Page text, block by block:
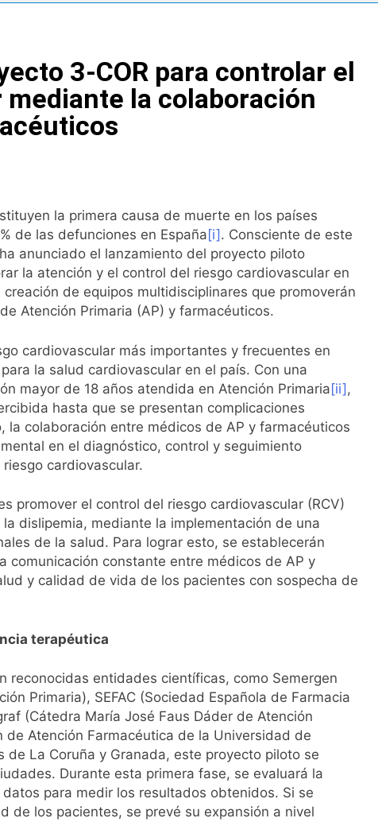
una bacteria en el tumor podría ser clave en la
la importancia de la fotoprotección entre los más pequeños
pediátrica puede ayudar a aliviar el malestar asociado al cólico
de ley del tabaco que amplía los espacios sin humo a
el proyecto de ley del medicamento: más sostenibilidad,
llega al verano: por qué el magnesio es clave para el
el primer análisis nacional sobre la situación de las TCAE en
3-COR para controlar el
la colaboración
la primera causa de muerte en los países
de las defunciones en España [i] . Consciente de este
anunciado el lanzamiento del proyecto piloto
la atención y el control del riesgo cardiovascular en
de equipos multidisciplinares que promoverán
Atención Primaria (AP) y farmacéuticos.
cardiovascular más importantes y frecuentes en
la salud cardiovascular en el país. Con una
mayor de 18 años atendida en Atención Primaria[ii],
hasta que se presentan complicaciones
la colaboración entre médicos de AP y farmacéuticos
en el diagnóstico, control y seguimiento
cardiovascular.
promover el control del riesgo cardiovascular (RCV)
dislipemia, mediante la implementación de una
de la salud. Para lograr esto, se establecerán
comunicación constante entre médicos de AP y
y calidad de vida de los pacientes con sospecha de
terapéutica
reconocidas entidades científicas, como Semergen
Primaria), SEFAC (Sociedad Española de Farmacia
(Cátedra María José Faus Dáder de Atención
Atención Farmacéutica de la Universidad de
La Coruña y Granada, este proyecto piloto se
Durante esta primera fase, se evaluará la
para medir los resultados obtenidos. Si se
de los pacientes, se prevé su expansión a nivel